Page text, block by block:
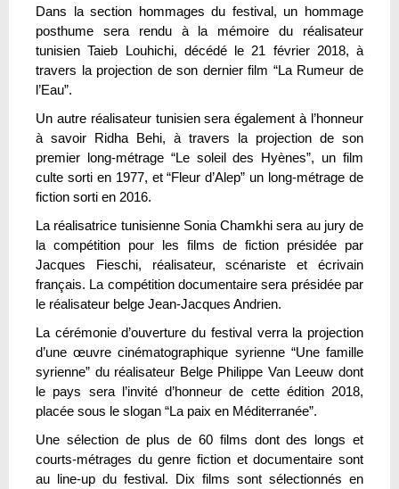
Dans la section hommages du festival, un hommage
posthume sera rendu à la mémoire du réalisateur
tunisien Taieb Louhichi, décédé le 21 février 2018, à
travers la projection de son dernier film “La Rumeur de
l’Eau”.
Un autre réalisateur tunisien sera également à l’honneur
à savoir Ridha Behi, à travers la projection de son
premier long-métrage “Le soleil des Hyènes”, un film
culte sorti en 1977, et “Fleur d’Alep” un long-métrage de
fiction sorti en 2016.
La réalisatrice tunisienne Sonia Chamkhi sera au jury de
la compétition pour les films de fiction présidée par
Jacques Fieschi, réalisateur, scénariste et écrivain
français. La compétition documentaire sera présidée par
le réalisateur belge Jean-Jacques Andrien.
La cérémonie d’ouverture du festival verra la projection
d’une œuvre cinématographique syrienne “Une famille
syrienne” du réalisateur Belge Philippe Van Leeuw dont
le pays sera l’invité d’honneur de cette édition 2018,
placée sous le slogan “La paix en Méditerranée”.
Une sélection de plus de 60 films dont des longs et
courts-métrages du genre fiction et documentaire sont
au line-up du festival. Dix films sont sélectionnés en